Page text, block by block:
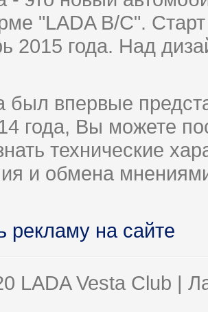
"LADA B/C".
2015 года. Над
был впервые
года, Вы можете
технические
и обмена
рекламу на сайте
LADA Vesta Club |